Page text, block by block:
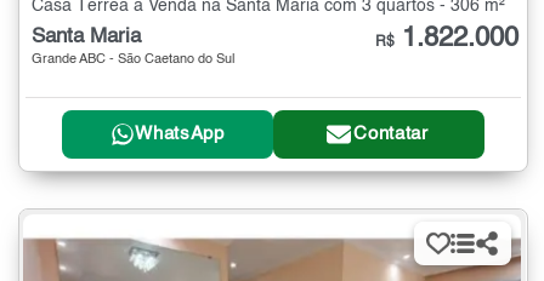
Casa Térrea à Venda na Santa Maria com 3 quartos - 306 m²
Santa Maria
Grande ABC - São Caetano do Sul
R$ 1.822.000
WhatsApp Contatar